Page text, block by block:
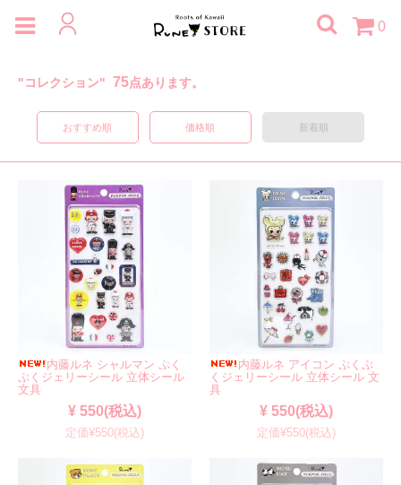
0
"コレクション" 75点あります。
おすすめ順 価格順 新着順
内藤ルネ シャルマン ぷく
ぷくジェリーシール 立体シール
文具
¥ 550(税込)
定価¥550(税込)
内藤ルネ アイコン ぷくぷ
くジェリーシール 立体シール 文
具
¥ 550(税込)
定価¥550(税込)